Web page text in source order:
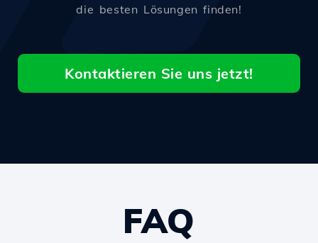
die besten Lösungen finden!
Kontaktieren Sie uns jetzt!
FAQ